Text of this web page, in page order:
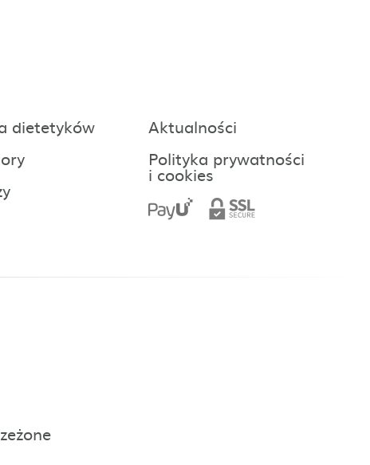
dietetyków
Aktualności
Polityka prywatności
i cookies